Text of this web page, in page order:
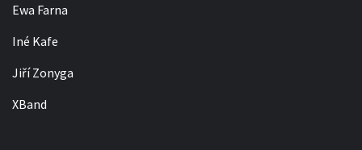
Ewa Farna
Iné Kafe
Jiří Zonyga
XBand